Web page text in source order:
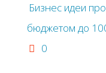
Бизнес идеи
бюджетом до
0